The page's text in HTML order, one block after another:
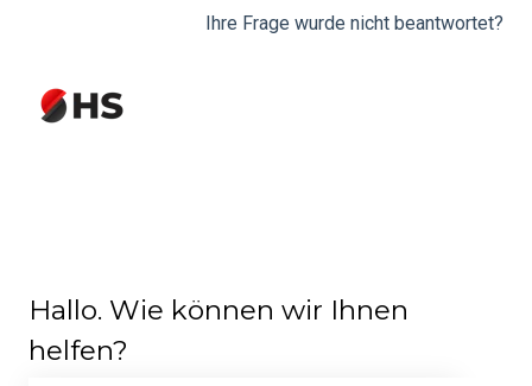
Ihre Frage wurde nicht beantwortet?
Hallo. Wie können wir Ihnen
helfen?